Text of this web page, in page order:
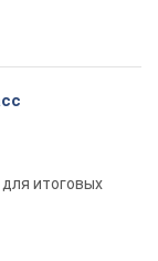
итоговых